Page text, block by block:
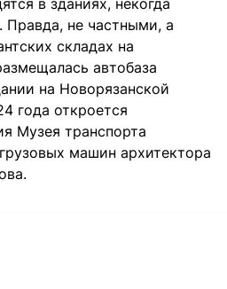
в зданиях, некогда
не частными, а
складах на
автобаза
на Новорязанской
года откроется
Музея транспорта
машин архитектора